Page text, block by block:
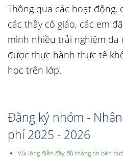
Thông qua các hoạt động,
các thầy cô giáo, các em
mình nhiều trải nghiệm đa
được thực hành thực tế
học trên lớp.
Đăng ký nhóm -
phí 2025 - 2026
Vùi lòng điền đầy đủ thông tin bên